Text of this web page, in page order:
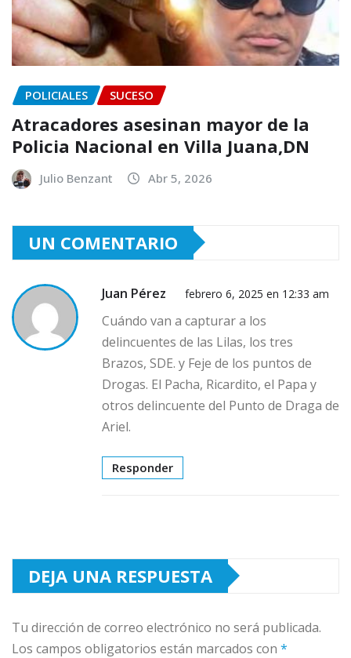
POLICIALES SUCESO
Atracadores asesinan mayor de la
Policia Nacional en Villa Juana,DN
Julio Benzant Abr 5, 2026
UN COMENTARIO
Juan Pérez febrero 6, 2025 en 12:33 am
Cuándo van a capturar a los
delincuentes de las Lilas, los tres
Brazos, SDE. y Feje de los puntos de
Drogas. El Pacha, Ricardito, el Papa y
otros delincuente del Punto de Draga de
Ariel.
Responder
DEJA UNA RESPUESTA
Tu dirección de correo electrónico no será publicada.
Los campos obligatorios están marcados con *